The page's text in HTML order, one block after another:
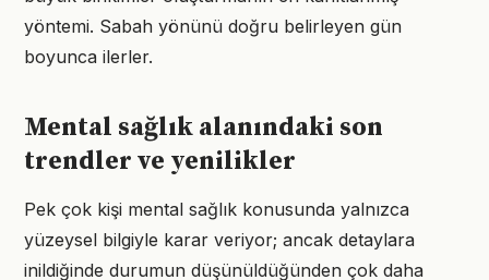
yöntemi. Sabah yönünü doğru belirleyen gün
boyunca ilerler.
Mental sağlık alanındaki son
trendler ve yenilikler
Pek çok kişi mental sağlık konusunda yalnızca
yüzeysel bilgiyle karar veriyor; ancak detaylara
inildiğinde durumun düşünüldüğünden çok daha